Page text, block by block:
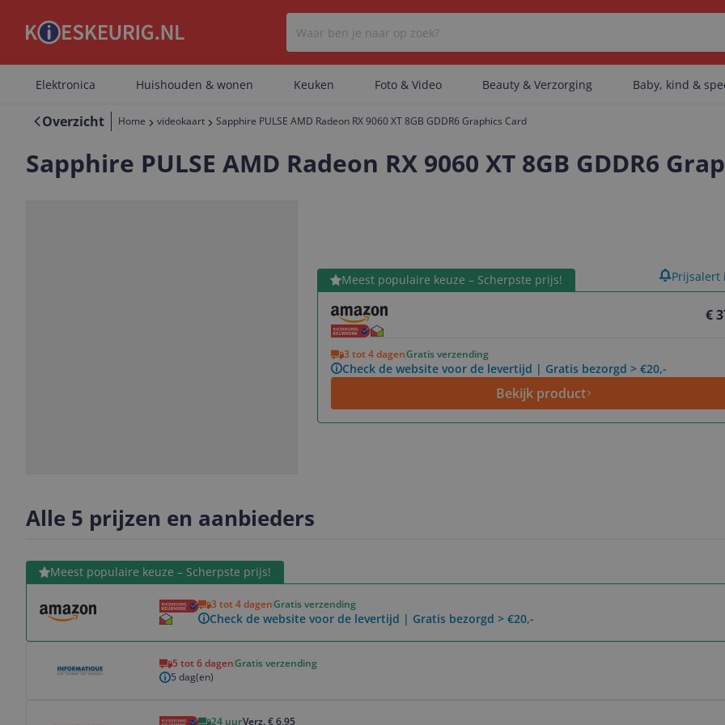
Er zijn geen artikelen gevonden.
Elektronica Huishouden & wonen Keuken Foto & Video Beauty & Verzorging Baby, kind &
Overzicht Home videokaart Sapphire PULSE AMD Radeon RX 9060 XT 8GB GDDR6 Graphics Card
Sapphire PULSE AMD Radeon RX 9060 XT 8GB GDDR6
Meest populaire keuze – Scherpste prijs!
€
3 tot 4 dagenGratis verzending
Check de website voor de levertijd | Gratis bezorgd > €20,-
Bekijk product
Bekijk product Prijsalert
Alle 5 prijzen en aanbieders
Meest populaire keuze – Scherpste prijs!
3 tot 4 dagenGratis verzending
Check de website voor de levertijd | Gratis bezorgd > €20,-
Bekijk product
5 tot 6 dagenGratis verzending
5 dag(en)
24 uurVerz. € 6,95